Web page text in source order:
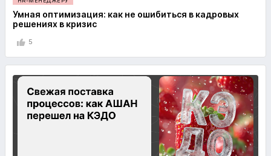
Умная оптимизация: как не ошибиться в кадровых
решениях в кризис
5